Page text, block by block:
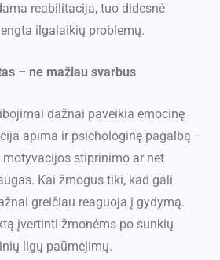
reabilitacija, tuo didesnė
ilgalaikių problemų.
– ne mažiau svarbus
dažnai paveikia emocinę
apima ir psichologinę pagalbą –
stiprinimo ar net
Kai žmogus tiki, kad gali
greičiau reaguoja į gydymą.
įvertinti žmonėms po sunkių
ligų paūmėjimų.